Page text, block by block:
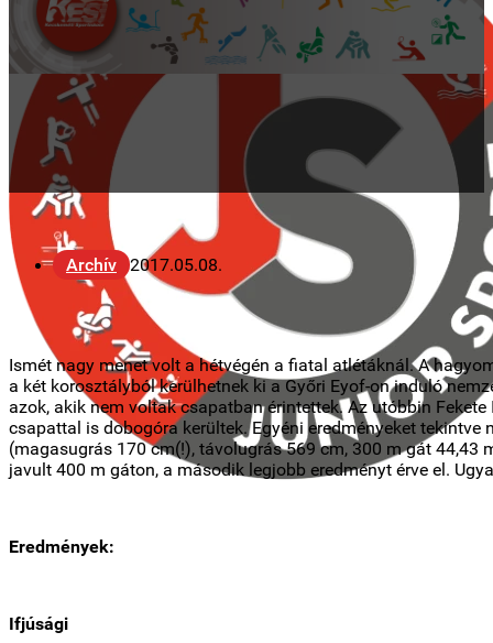
Archív 2017.05.08.
Ismét nagy menet volt a hétvégén a fiatal atlétáknál. A
a két korosztályból kerülhetnek ki a Győri Eyof-on induló
azok, akik nem voltak csapatban érintettek. Az utóbbin
csapattal is dobogóra kerültek. Egyéni eredményeket
(magasugrás 170 cm(!), távolugrás 569 cm, 300 m gát
javult 400 m gáton, a második legjobb eredményt érve el.
Eredmények:
Ifjúsági